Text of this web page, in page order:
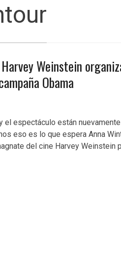
Weinstein
Obama
espectáculo están
eso es lo que espera Anna
del cine Harvey Weinstein